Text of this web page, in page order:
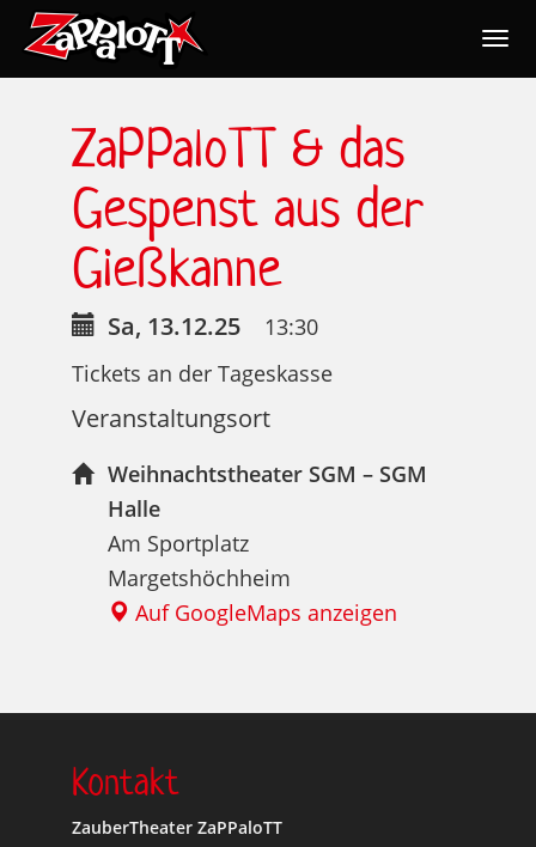
ZaPPaloTT & das
Gespenst aus der
Gießkanne
Sa, 13.12.25
13:30
Tickets an der Tageskasse
Veranstaltungsort
Weihnachtstheater SGM – SGM
Halle
Am Sportplatz
Margetshöchheim
Auf GoogleMaps anzeigen
Kontakt
ZauberTheater ZaPPaloTT